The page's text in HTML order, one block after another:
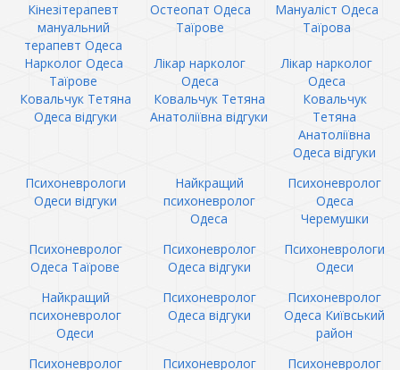
Кінезітерапевт
мануальний
терапевт Одеса
Остеопат Одеса
Таїрове
Мануаліст Одеса
Таїрова
Нарколог Одеса
Таїрове
Лікар нарколог
Одеса
Лікар нарколог
Одеса
Ковальчук Тетяна
Одеса відгуки
Ковальчук Тетяна
Анатоліївна відгуки
Ковальчук
Тетяна
Анатоліївна
Одеса відгуки
Психоневрологи
Одеси відгуки
Найкращий
психоневролог
Одеса
Психоневролог
Одеса
Черемушки
Психоневролог
Одеса Таїрове
Психоневролог
Одеса відгуки
Психоневрологи
Одеси
Найкращий
психоневролог
Одеси
Психоневролог
Одеса відгуки
Психоневролог
Одеса Київський
район
Психоневролог
Психоневролог
Психоневролог